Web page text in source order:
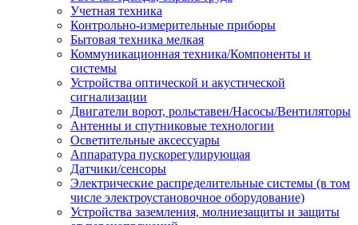
Учетная техника
Контрольно-измерительные приборы
Бытовая техника мелкая
Коммуникационная техника/Компоненты и
системы
Устройства оптической и акустической
сигнализации
Двигатели ворот, рольставен/Насосы/Вентиляторы
Антенны и спутниковые технологии
Осветительные аксессуары
Аппаратура пускорегулирующая
Датчики/сенсоры
Электрические распределительные системы (в том
числе электроустановочное оборудование)
Устройства заземления, молниезащиты и защиты